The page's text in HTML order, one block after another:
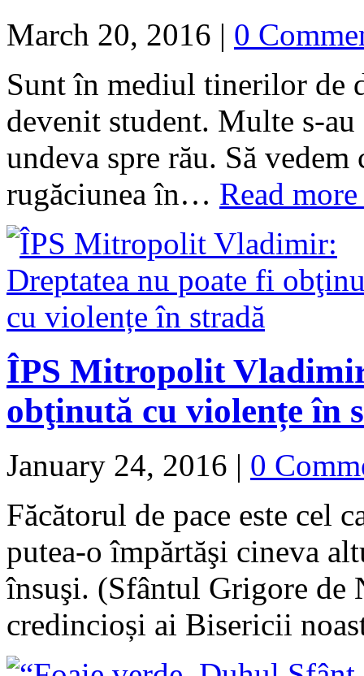
March 20, 2016 | 0
Sunt în mediul tinerilor de
devenit student. Multe s-
undeva spre rău. Să
rugăciunea în… Read
ÎPS Mitropolit
obţinută cu violențe în
January 24, 2016 | 0
Făcătorul de pace este cel
putea-o împărtăşi cineva
însuşi. (Sfântul Grigore
credincioși ai Bisericii